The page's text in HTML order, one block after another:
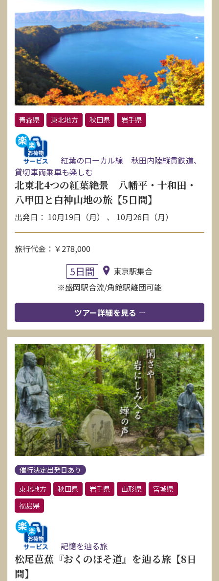
青森県 東北地方 秋田県 岩手県
紅葉のローカル線 秋田内陸縦貫鉄道、
貸切車両乗車も楽しむ
北東北4つの紅葉絶景 八幡平・十和田・
八甲田と白神山地の旅【5日間】
出発日： 10月19日（月） 、 10月26日（月）
旅行代金：￥278,000
5日間
東京駅集合
※盛岡駅合流/角館駅離団可能
ツアー詳細を見る
催行決定出発日あり
東北地方
秋田県 岩手県 山形県
宮城県
福島県
記憶を辿る旅
松尾芭蕉『おくのほそ道』を辿る旅【8日
間】